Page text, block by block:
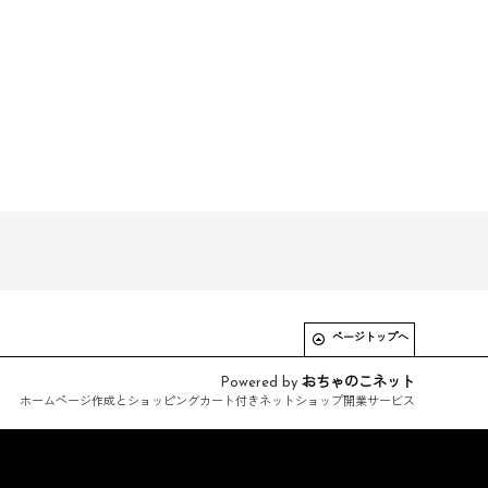
ページトップへ
Powered by おちゃのこネット
ホームページ作成とショッピングカート付きネットショップ開業サービス